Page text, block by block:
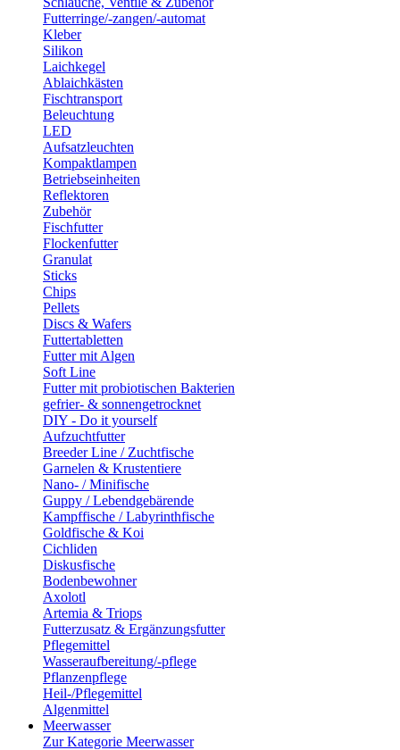
Futterringe/-zangen/-automat
Kleber
Silikon
Laichkegel
Ablaichkästen
Fischtransport
Beleuchtung
LED
Aufsatzleuchten
Kompaktlampen
Betriebseinheiten
Reflektoren
Zubehör
Fischfutter
Flockenfutter
Granulat
Sticks
Chips
Pellets
Discs & Wafers
Futtertabletten
Futter mit Algen
Soft Line
Futter mit probiotischen Bakterien
gefrier- & sonnengetrocknet
DIY - Do it yourself
Aufzuchtfutter
Breeder Line / Zuchtfische
Garnelen & Krustentiere
Nano- / Minifische
Guppy / Lebendgebärende
Kampffische / Labyrinthfische
Goldfische & Koi
Cichliden
Diskusfische
Bodenbewohner
Axolotl
Artemia & Triops
Futterzusatz & Ergänzungsfutter
Pflegemittel
Wasseraufbereitung/-pflege
Pflanzenpflege
Heil-/Pflegemittel
Algenmittel
Meerwasser
Zur Kategorie Meerwasser